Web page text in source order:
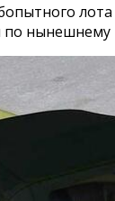
нынешнему